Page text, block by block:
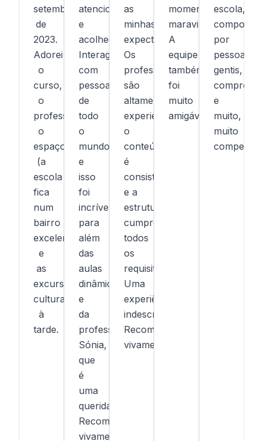
setembro
de
2023.
Adorei
o
curso,
o
professor,
o
espaço
(a
escola
fica
num
bairro
excelente)
e
as
excursões
culturais
à
tarde.
atenciosos
e
acolhedores.
Interagi
com
pessoas
de
todo
o
mundo
e
isso
foi
incrível,
para
além
das
aulas
dinâmicas
e
da
professora
Sónia,
que
é
uma
querida!
Recomendo
vivamente
as
minhas
expectativas.
Os
professores
são
altamente
experientes,
o
conteúdo
é
consistente
e a
estrutura
cumpre
todos
os
requisitos.
Uma
experiência
indescritível!
Recomendo
vivamente!
momento
maravilhoso.
A
equipe
também
foi
muito
amigável.
escola,
composta
por
pessoas
gentis,
e
muito,
muito